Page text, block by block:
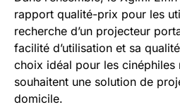
rapport qualité-prix pour les
recherche d’un projecteur
facilité d’utilisation et sa
choix idéal pour les cinéphiles
souhaitent une solution de
domicile.